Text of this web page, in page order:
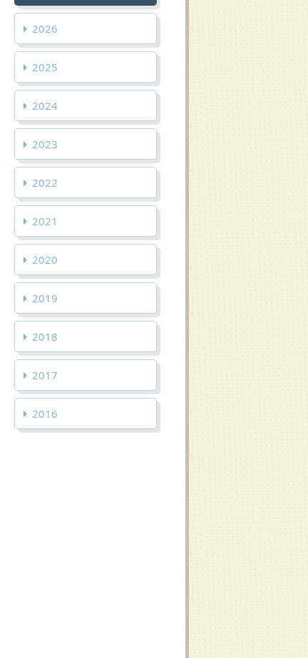
2026
2025
2024
2023
2022
2021
2020
2019
2018
2017
2016